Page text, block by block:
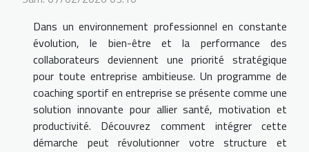
Dans un environnement professionnel en constante
évolution, le bien-être et la performance des
collaborateurs deviennent une priorité stratégique
pour toute entreprise ambitieuse. Un programme de
coaching sportif en entreprise se présente comme une
solution innovante pour allier santé, motivation et
productivité. Découvrez comment intégrer cette
démarche peut révolutionner votre structure et